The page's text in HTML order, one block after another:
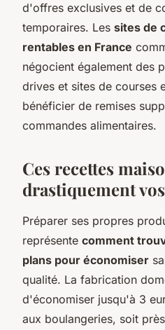
d'offres exclusives et de
temporaires. Les sites de
rentables en France
négocient également des
drives et sites de courses
bénéficier de remises
commandes alimentaires.
Ces recettes
drastiquement
Préparer ses propres
représente comment
plans pour économiser
qualité. La fabrication
d'économiser jusqu'à 3
aux boulangeries, soit